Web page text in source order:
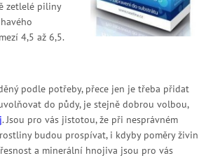
zetlelé piliny
4,5 až 6,5.
podle potřeby, přece jen je třeba přidat
do půdy, je stejně dobrou volbou,
. Jsou pro vás jistotou, že při nesprávném
budou prospívat, i kdyby poměry živin
a minerální hnojiva jsou pro vás